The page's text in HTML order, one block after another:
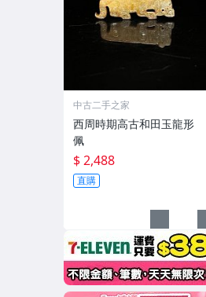
中古二手之家
西周時期高古和田玉龍形
佩
$ 2,488
直購